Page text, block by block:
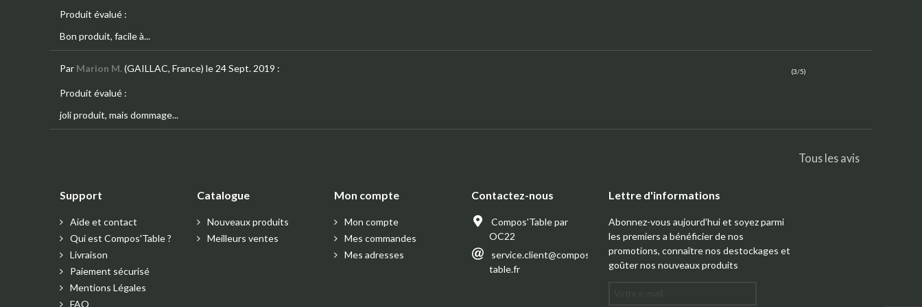
Produit évalué :
Bon produit, facile à...
Par Marion M.(GAILLAC, France) le 24 Sept. 2019 : (3/5)
Produit évalué :
joli produit, mais dommage...
Tous les avis
Support
Aide et contact
Qui est Compos'Table ?
Livraison
Paiement sécurisé
Mentions Légales
FAQ
Catalogue
Nouveaux produits
Meilleurs ventes
Mon compte
Mon compte
Mes commandes
Mes adresses
Contactez-nous
Compos'Table par
OC22
service.client@compos-
table.fr
Lettre d'informations
Abonnez-vous aujourd'hui et soyez parmi
les premiers a bénéficier de nos
promotions, connaître nos destockages et
goûter nos nouveaux produits